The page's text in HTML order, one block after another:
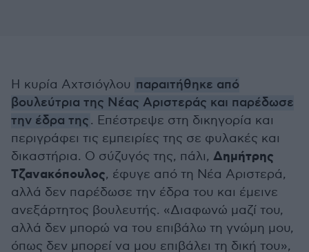
Η κυρία Αχτσιόγλου παραιτήθηκε από
βουλεύτρια της Νέας Αριστεράς και παρέδωσε
την έδρα της. Επέστρεψε στη δικηγορία και
περιγράφει τις εμπειρίες της σε φυλακές και
δικαστήρια. Ο σύζυγός της, πάλι, Δημήτρης
Τζανακόπουλος, έφυγε από τη Νέα Αριστερά,
αλλά δεν παρέδωσε την έδρα του και έμεινε
ανεξάρτητος βουλευτής. «Διαφωνώ μαζί του,
αλλά δεν μπορώ να του επιβάλω τη γνώμη μου,
όπως δεν μπορεί να μου επιβάλει τη δική του»,